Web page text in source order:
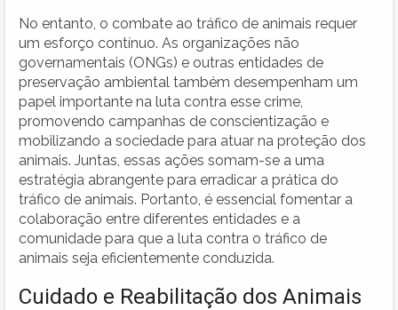
No entanto, o combate ao tráfico de animais requer
um esforço contínuo. As organizações não
governamentais (ONGs) e outras entidades de
preservação ambiental também desempenham um
papel importante na luta contra esse crime,
promovendo campanhas de conscientização e
mobilizando a sociedade para atuar na proteção dos
animais. Juntas, essas ações somam-se a uma
estratégia abrangente para erradicar a prática do
tráfico de animais. Portanto, é essencial fomentar a
colaboração entre diferentes entidades e a
comunidade para que a luta contra o tráfico de
animais seja eficientemente conduzida.
Cuidado e Reabilitação dos Animais